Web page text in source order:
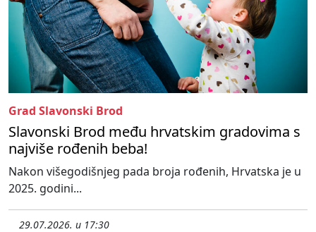
Grad Slavonski Brod
Slavonski Brod među hrvatskim gradovima s
najviše rođenih beba!
Nakon višegodišnjeg pada broja rođenih, Hrvatska je u
2025. godini...
29.07.2026. u 17:30